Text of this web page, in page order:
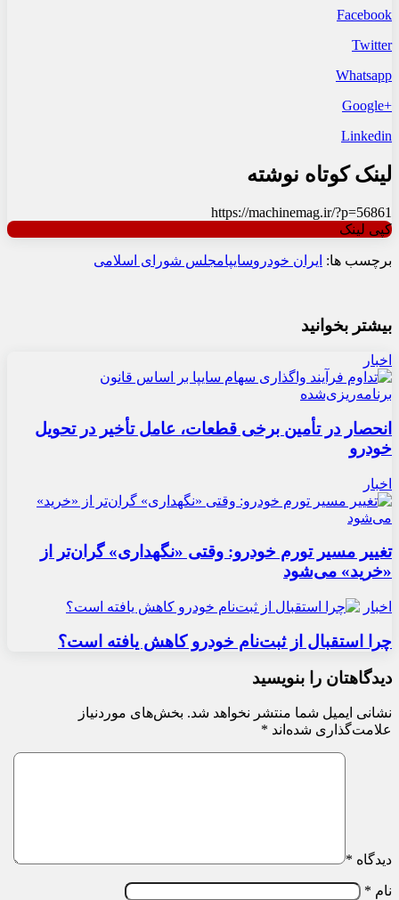
Facebook
Twitter
Whatsapp
+Google
Linkedin
لینک کوتاه نوشته
https://machinemag.ir/?p=56861
کپی لینک
برچسب ها: ایران خودروسایپامجلس شورای اسلامی
بیشتر بخوانید
اخبار
انحصار در تأمین برخی قطعات، عامل تأخیر در تحویل
خودرو
اخبار
تغییر مسیر تورم خودرو: وقتی «نگهداری» گران‌تر از
«خرید» می‌شود
اخبار
چرا استقبال از ثبت‌نام خودرو کاهش یافته است؟
دیدگاهتان را بنویسید
نشانی ایمیل شما منتشر نخواهد شد. بخش‌های موردنیاز
علامت‌گذاری شده‌اند *
دیدگاه *
نام *